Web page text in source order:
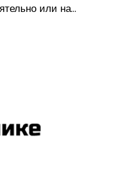
или на…